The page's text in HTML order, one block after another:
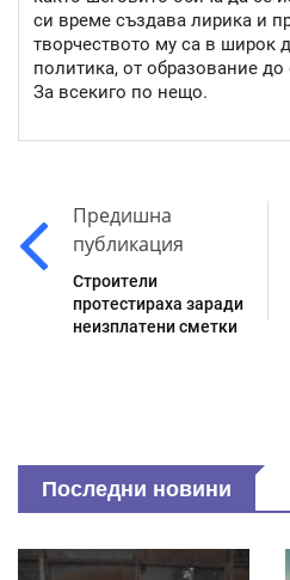
си време създава лирика и
творчеството му са в широк
политика, от образование
За всекиго по нещо.
Предишна
публикация
Строители
протестираха заради
неизплатени сметки
Последни новини